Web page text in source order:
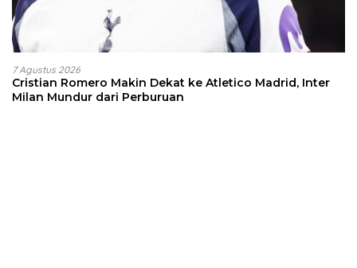
7 Agustus 2026
Cristian Romero Makin Dekat ke Atletico Madrid, Inter
Milan Mundur dari Perburuan